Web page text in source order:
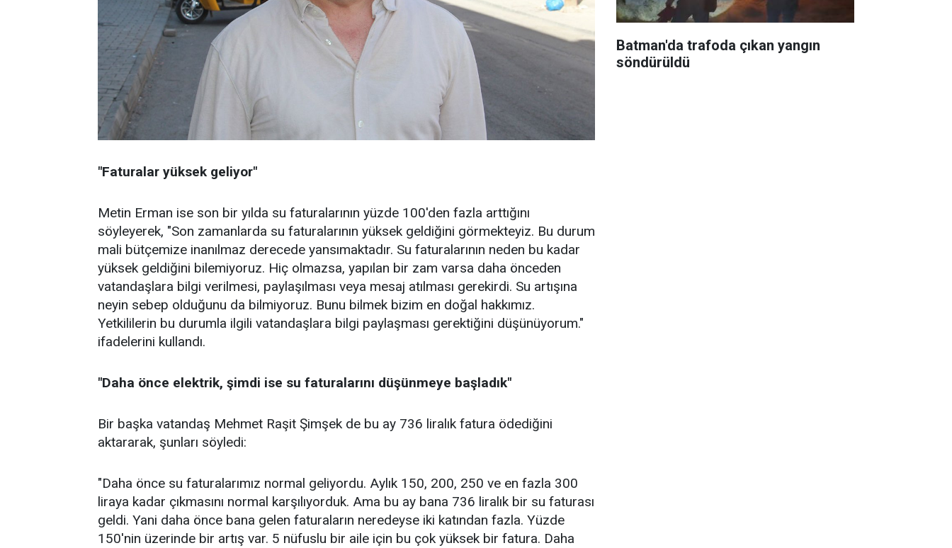
"Faturalar yüksek geliyor"
Metin Erman ise son bir yılda su faturalarının yüzde 100'den fazla arttığını
söyleyerek, "Son zamanlarda su faturalarının yüksek geldiğini görmekteyiz. Bu durum
mali bütçemize inanılmaz derecede yansımaktadır. Su faturalarının neden bu kadar
yüksek geldiğini bilemiyoruz. Hiç olmazsa, yapılan bir zam varsa daha önceden
vatandaşlara bilgi verilmesi, paylaşılması veya mesaj atılması gerekirdi. Su artışına
neyin sebep olduğunu da bilmiyoruz. Bunu bilmek bizim en doğal hakkımız.
Yetkililerin bu durumla ilgili vatandaşlara bilgi paylaşması gerektiğini düşünüyorum."
ifadelerini kullandı.
"Daha önce elektrik, şimdi ise su faturalarını düşünmeye başladık"
Bir başka vatandaş Mehmet Raşit Şimşek de bu ay 736 liralık fatura ödediğini
aktararak, şunları söyledi:
"Daha önce su faturalarımız normal geliyordu. Aylık 150, 200, 250 ve en fazla 300
liraya kadar çıkmasını normal karşılıyorduk. Ama bu ay bana 736 liralık bir su faturası
geldi. Yani daha önce bana gelen faturaların neredeyse iki katından fazla. Yüzde
150'nin üzerinde bir artış var. 5 nüfuslu bir aile için bu çok yüksek bir fatura. Daha
Batman'da trafoda çıkan yangın
söndürüldü